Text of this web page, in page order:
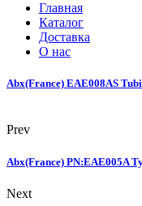
Главная
Каталог
Доставка
О нас
Abx(France) EAE008AS
Prev
Abx(France) PN:EAE005A
Next